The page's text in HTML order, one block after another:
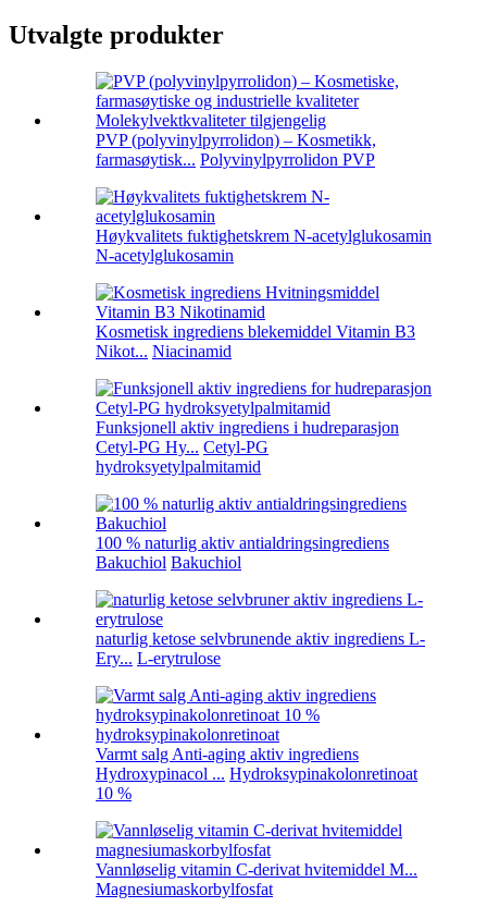
Utvalgte produkter
PVP (polyvinylpyrrolidon) – Kosmetikk,
farmasøytisk... Polyvinylpyrrolidon PVP
Høykvalitets fuktighetskrem N-acetylglukosamin
N-acetylglukosamin
Kosmetisk ingrediens blekemiddel Vitamin B3
Nikot... Niacinamid
Funksjonell aktiv ingrediens i hudreparasjon
Cetyl-PG Hy... Cetyl-PG
hydroksyetylpalmitamid
100 % naturlig aktiv antialdringsingrediens
Bakuchiol Bakuchiol
naturlig ketose selvbrunende aktiv ingrediens L-
Ery... L-erytrulose
Varmt salg Anti-aging aktiv ingrediens
Hydroxypinacol ... Hydroksypinakolonretinoat
10 %
Vannløselig vitamin C-derivat hvitemiddel M...
Magnesiumaskorbylfosfat